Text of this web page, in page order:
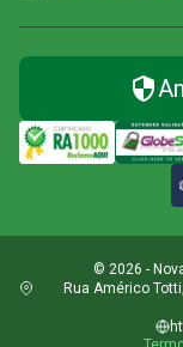
© 2026 -
Rua Américo